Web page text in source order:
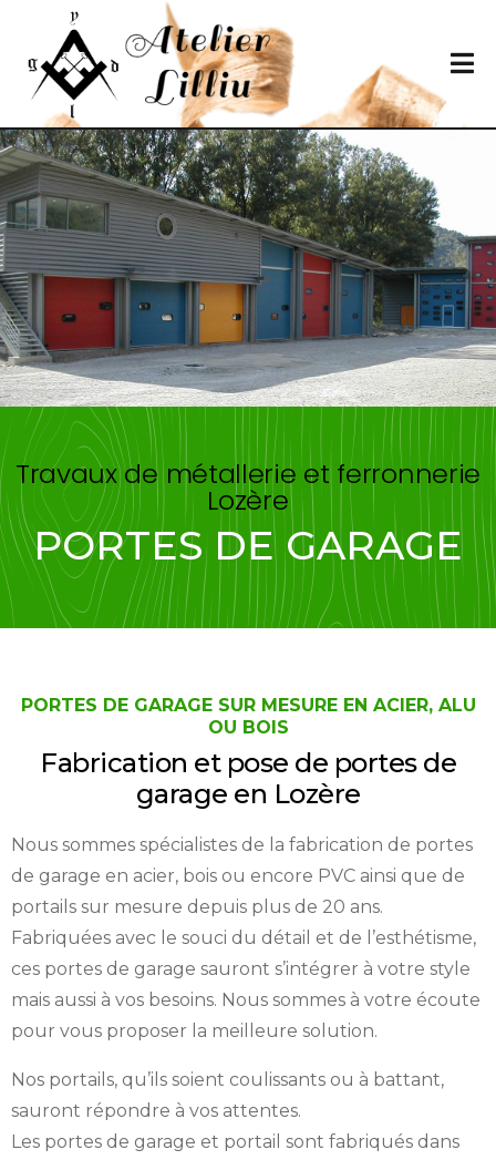
Travaux de métallerie et ferronnerie
Lozère
PORTES DE GARAGE
PORTES DE GARAGE SUR MESURE EN ACIER, ALU
OU BOIS
Fabrication et pose de portes de
garage en Lozère
Nous sommes spécialistes de la fabrication de portes
de garage en acier, bois ou encore PVC ainsi que de
portails sur mesure depuis plus de 20 ans.
Fabriquées avec le souci du détail et de l’esthétisme,
ces portes de garage sauront s’intégrer à votre style
mais aussi à vos besoins. Nous sommes à votre écoute
pour vous proposer la meilleure solution.
Nos portails, qu’ils soient coulissants ou à battant,
sauront répondre à vos attentes.
Les portes de garage et portail sont fabriqués dans